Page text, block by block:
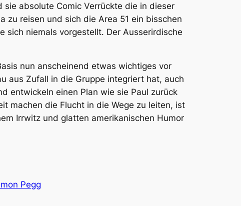
absolute Comic Verrückte die in dieser
zu reisen und sich die Area 51 ein bisschen
sich niemals vorgestellt. Der Ausserirdische
nun anscheinend etwas wichtiges vor
aus Zufall in die Gruppe integriert hat, auch
entwickeln einen Plan wie sie Paul zurück
machen die Flucht in die Wege zu leiten, ist
Irrwitz und glatten amerikanischen Humor
Pegg